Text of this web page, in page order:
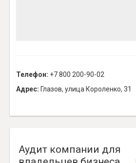
Телефон: +7 800 200-90-02
Адрес: Глазов, улица Короленко, 31
Аудит компании для